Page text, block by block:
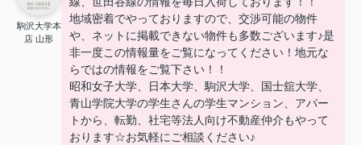
駒沢大学本
店 山形
地域密着でやっておりますので、交渉可能の物件
や、ネットに掲載できない物件も多数ございます♪是
非一度この情報量をご覧になってください！地元な
らではの情報をご覧下さい！！
昭和女子大学、日本大学、駒沢大学、国士舘大学、
青山学院大学の学生さんの学生マンション、アパー
トから、転勤、社宅等法人向け不動産仲介もやって
おります☆お気軽にご相談ください♪